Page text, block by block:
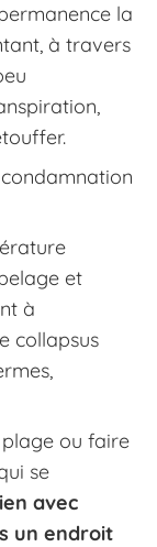
la
à travers
et
à
collapsus
plage ou faire
se
avec
un endroit